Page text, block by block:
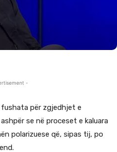
-
fushata për zgjedhjet e
se në proceset e kaluara
polarizuese që, sipas tij, po